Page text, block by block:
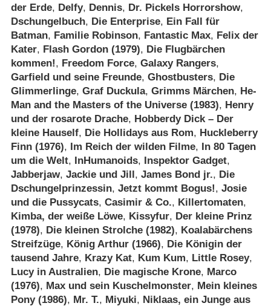
der Erde, Delfy, Dennis, Dr. Pickels Horrorshow,
Dschungelbuch, Die Enterprise, Ein Fall für
Batman, Familie Robinson, Fantastic Max, Felix der
Kater, Flash Gordon (1979), Die Flugbärchen
kommen!, Freedom Force, Galaxy Rangers,
Garfield und seine Freunde, Ghostbusters, Die
Glimmerlinge, Graf Duckula, Grimms Märchen, He-
Man and the Masters of the Universe (1983), Henry
und der rosarote Drache, Hobberdy Dick – Der
kleine Hauself, Die Hollidays aus Rom, Huckleberry
Finn (1976), Im Reich der wilden Filme, In 80 Tagen
um die Welt, InHumanoids, Inspektor Gadget,
Jabberjaw, Jackie und Jill, James Bond jr., Die
Dschungelprinzessin, Jetzt kommt Bogus!, Josie
und die Pussycats, Casimir & Co., Killertomaten,
Kimba, der weiße Löwe, Kissyfur, Der kleine Prinz
(1978), Die kleinen Strolche (1982), Koalabärchens
Streifzüge, König Arthur (1966), Die Königin der
tausend Jahre, Krazy Kat, Kum Kum, Little Rosey,
Lucy in Australien, Die magische Krone, Marco
(1976), Max und sein Kuschelmonster, Mein kleines
Pony (1986), Mr. T., Miyuki, Niklaas, ein Junge aus